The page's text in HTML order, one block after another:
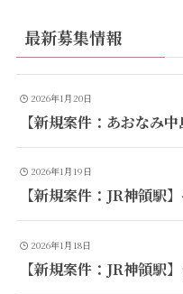
最新募集情報
2026年1月20日
【新規案件：あおなみ
2026年1月19日
【新規案件：JR神領駅
2026年1月18日
【新規案件：JR神領駅